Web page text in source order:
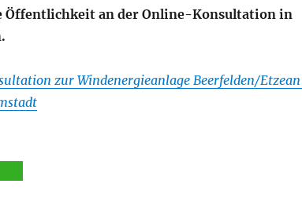
Öffentlichkeit an der Online-Konsultation in
zur Windenergieanlage Beerfelden/Etzean |